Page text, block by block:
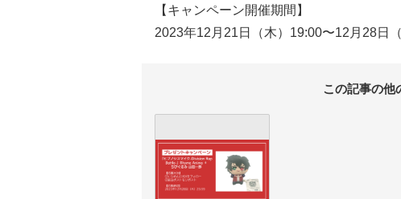
【キャンペーン開催期間】
2023年12月21日（木）19:00〜12月28日
この記事の他